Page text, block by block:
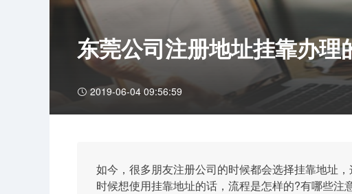
东莞公司注册地址挂靠办理
2019-06-04 09:56:59
如今，很多朋友注册公司的时候都会选择挂靠地址
时候想使用挂靠地址的话，流程是怎样的?有哪些